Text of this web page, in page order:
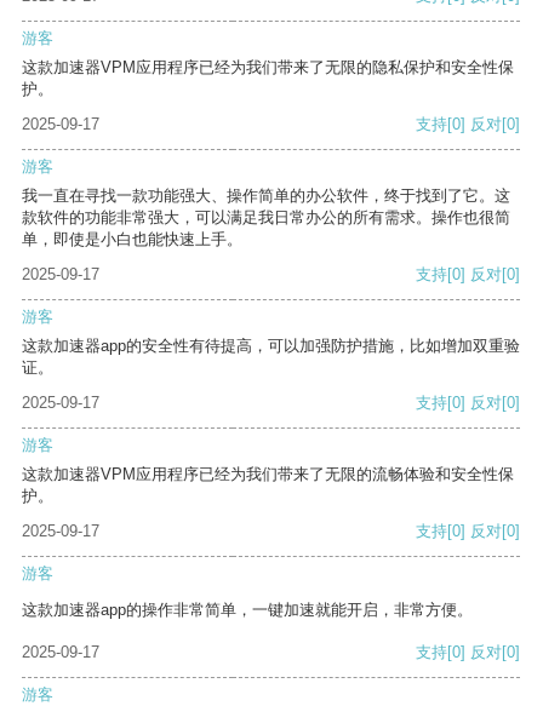
游客
这款加速器VPM应用程序已经为我们带来了无限的隐私保护和安全性保
护。
2025-09-17
支持[0] 反对[0]
游客
我一直在寻找一款功能强大、操作简单的办公软件，终于找到了它。这
款软件的功能非常强大，可以满足我日常办公的所有需求。操作也很简
单，即使是小白也能快速上手。
2025-09-17
支持[0] 反对[0]
游客
这款加速器app的安全性有待提高，可以加强防护措施，比如增加双重验
证。
2025-09-17
支持[0] 反对[0]
游客
这款加速器VPM应用程序已经为我们带来了无限的流畅体验和安全性保
护。
2025-09-17
支持[0] 反对[0]
游客
这款加速器app的操作非常简单，一键加速就能开启，非常方便。
2025-09-17 支持[0] 反对[0]
游客